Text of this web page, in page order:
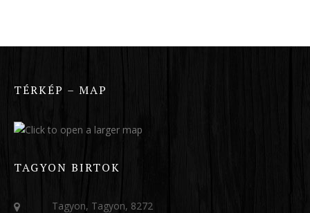
TÉRKÉP – MAP
TAGYON BIRTOK
Tagyon, Tagyon, 8272